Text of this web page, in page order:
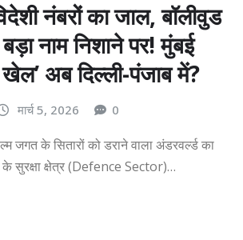
नंबरों का जाल, बॉलीवुड
नाम निशाने पर! मुंबई
खेल’ अब दिल्ली-पंजाब में?
मार्च 5, 2026 0
जगत के सितारों को डराने वाला अंडरवर्ल्ड का
के सुरक्षा क्षेत्र (Defence Sector)…